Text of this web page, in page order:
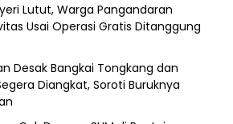
Lutut, Warga Pangandaran
Usai Operasi Gratis Ditanggung
Desak Bangkai Tongkang dan
Diangkat, Soroti Buruknya